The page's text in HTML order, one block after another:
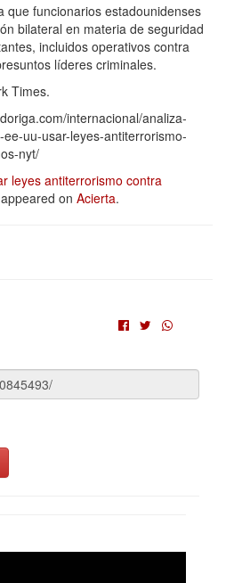
que funcionarios estadounidenses
bilateral en materia de seguridad
incluidos operativos contra
líderes criminales.
Times.
internacional/analiza-
uu-usar-leyes-antiterrorismo-
nyt/
leyes antiterrorismo contra
on Acierta.